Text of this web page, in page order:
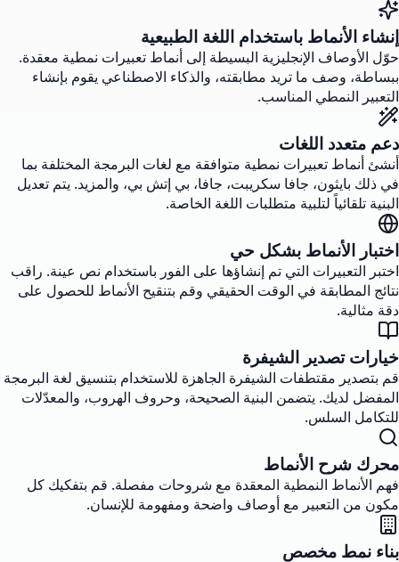
إنشاء الأنماط باستخدام اللغة الطبيعية
حوّل الأوصاف الإنجليزية البسيطة إلى أنماط تعبيرات نمطية معقدة.
ببساطة، وصف ما تريد مطابقته، والذكاء الاصطناعي يقوم بإنشاء
التعبير النمطي المناسب.
دعم متعدد اللغات
أنشئ أنماط تعبيرات نمطية متوافقة مع لغات البرمجة المختلفة بما
في ذلك بايثون، جافا سكريبت، جافا، بي إتش بي، والمزيد. يتم تعديل
البنية تلقائياً لتلبية متطلبات اللغة الخاصة.
اختبار الأنماط بشكل حي
اختبر التعبيرات التي تم إنشاؤها على الفور باستخدام نص عينة. راقب
نتائج المطابقة في الوقت الحقيقي وقم بتنقيح الأنماط للحصول على
دقة مثالية.
خيارات تصدير الشيفرة
قم بتصدير مقتطفات الشيفرة الجاهزة للاستخدام بتنسيق لغة البرمجة
المفضل لديك. يتضمن البنية الصحيحة، وحروف الهروب، والمعدّلات
للتكامل السلس.
محرك شرح الأنماط
فهم الأنماط النمطية المعقدة مع شروحات مفصلة. قم بتفكيك كل
مكون من التعبير مع أوصاف واضحة ومفهومة للإنسان.
بناء نمط مخصص